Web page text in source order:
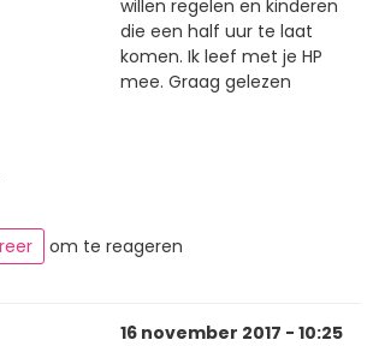
willen regelen en kinderen
die een half uur te laat
komen. Ik leef met je HP
mee. Graag gelezen
om te reageren
16 november 2017 - 10:25